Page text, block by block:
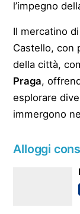
l’impegno
Il mercatino
Castello, con
della città,
Praga,
esplorare
immergono
Alloggi